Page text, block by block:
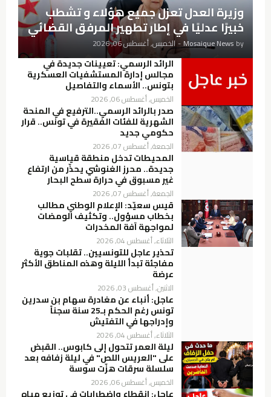
وزيرة العدل تعزل جميع هؤلاء و تشطب
خبيرًا عدليًا في إطار تطهير المرفق القضائي
by
Mosaique News
- الخميس, أغسطس 06, 2026
الرائد الرسمي: تعيينات جديدة في
مجالس إدارة المستشفيات العسكرية
بتونس.. الأسماء والتفاصيل
الخميس, أغسطس 06, 2026
صدر بالرائد الرسمي..الترفيع في المنحة
الشهرية للفئات الفقيرة في تونس.. قرار
حكومي جديد
الجمعة, أغسطس 07, 2026
المحيطات تدخل منطقة قياسية
جديدة.. محرز الغنوشي يحذّر من ارتفاع
غير مسبوق في حرارة سطح البحار
الجمعة, أغسطس 07, 2026
قيس سعيّد: الإعلام الوطني مطالب
بخطاب مسؤول.. وتكثيف الومضات
لمواجهة آفة المخدرات
الثلاثاء, أغسطس 04, 2026
تحذير عاجل للتونسيين.. تقلبات جوية
مفاجئة تبدأ الليلة وهذه المناطق الأكثر
عرضة
الاثنين, أغسطس 03, 2026
عاجل: أنباء عن مغادرة سهام بن سدرين
تونس رغم الحكم بـ25 سنة سجناً
وإدراجها في التفتيش
الثلاثاء, أغسطس 04, 2026
ليلة العمر تتحول إلى كابوس.. القبض
على "العريس اللص" في ليلة زفافه بعد
سلسلة سرقات هزّت سوسة
الخميس, أغسطس 06, 2026
عاجل: انقطاع واضطرابات في توزيع مياه